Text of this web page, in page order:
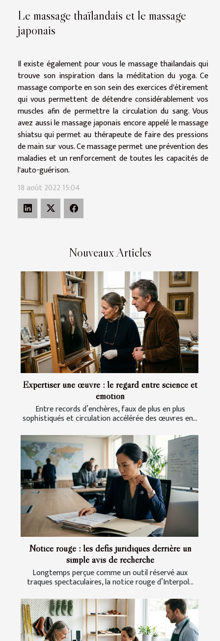
Nouveaux Articles
Expertiser une œuvre : le regard entre science et
émotion
Entre records d’enchères, faux de plus en plus
sophistiqués et circulation accélérée des œuvres en...
Notice rouge : les défis juridiques derrière un
simple avis de recherche
Longtemps perçue comme un outil réservé aux
traques spectaculaires, la notice rouge d’Interpol...
Le massage thaïlandais et le massage
japonais
Il existe également pour vous le massage thaïlandais qui
trouve son inspiration dans la méditation du yoga. Ce
massage comporte en son sein des exercices d'étirement
qui vous permettent de détendre considérablement vos
muscles afin de permettre la circulation du sang. Vous
avez aussi le massage japonais encore appelé le massage
shiatsu qui permet au thérapeute de faire des pressions
de main sur vous. Ce massage permet une prévention des
maladies et un renforcement de toutes les capacités de
l'auto-guérison.
18 août 2022 15:04